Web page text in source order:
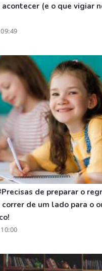
(e o que vigiar
de preparar o
de um lado para o